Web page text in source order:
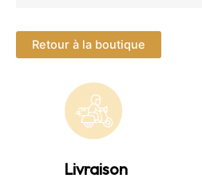
Retour à la boutique
Livraison